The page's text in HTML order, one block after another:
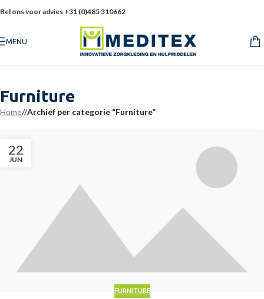
Bel ons voor advies +31 (0)485 310662
MENU
Furniture
Home/ Archief per categorie “Furniture”
22
JUN
FURNITURE